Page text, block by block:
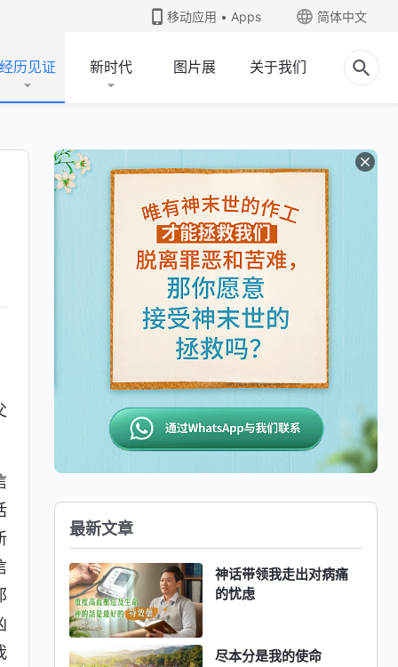
移动应用 • Apps 简体中文
经历见证 新时代 图片展 关于我们
最新文章
神话带领我走出对病痛
的忧虑
尽本分是我的使命